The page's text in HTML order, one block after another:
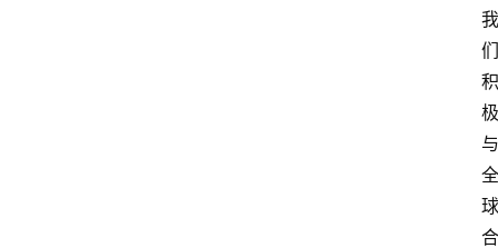
我
们
积
极
与
全
球
合